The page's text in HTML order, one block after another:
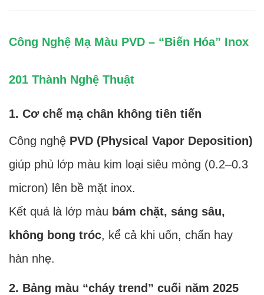
Công Nghệ Mạ Màu PVD – “Biến Hóa” Inox
201 Thành Nghệ Thuật
1. Cơ chế mạ chân không tiên tiến
Công nghệ PVD (Physical Vapor Deposition)
giúp phủ lớp màu kim loại siêu mỏng (0.2–0.3
micron) lên bề mặt inox.
Kết quả là lớp màu bám chặt, sáng sâu,
không bong tróc, kể cả khi uốn, chấn hay
hàn nhẹ.
2. Bảng màu “cháy trend” cuối năm 2025